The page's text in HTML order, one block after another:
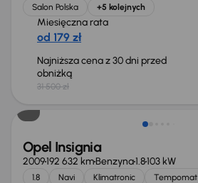
Salon Polska
+5 kolejnych
Miesięczna rata
od 179 zł
Najniższa cena z 30 dni przed
obniżką
31 500 zł
Taniej o 500 zł
Opel Insignia
2009192 632 kmBenzyna1.8103 kW
1.8 Navi Klimatronic Tempomat